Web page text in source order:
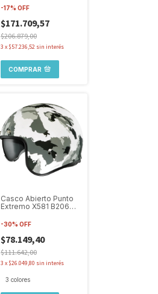
-17% OFF
$171.709,57
$206.879,00
3 x $57.236,52 sin interés
COMPRAR
Casco Abierto Punto
Extremo X581 B206
-30% OFF
$78.149,40
$111.642,00
3 x $26.049,80 sin interés
3 colores